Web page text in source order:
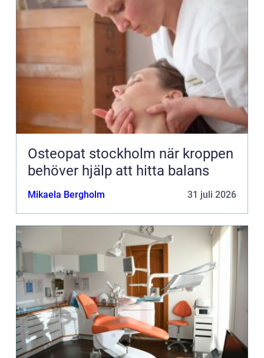
Osteopat stockholm när kroppen
behöver hjälp att hitta balans
Mikaela Bergholm 31 juli 2026